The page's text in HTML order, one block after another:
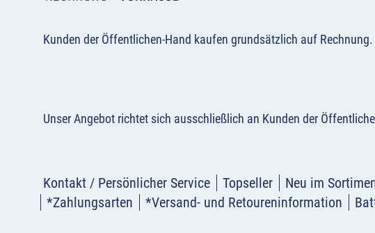
Kunden der Öffentlichen-Hand kaufen grundsätzlich auf Rechnung.
Unser Angebot richtet sich ausschließlich an Kunden der
Kontakt / Persönlicher Service Topseller Neu im
*Zahlungsarten
*Versand- und Retoureninformation